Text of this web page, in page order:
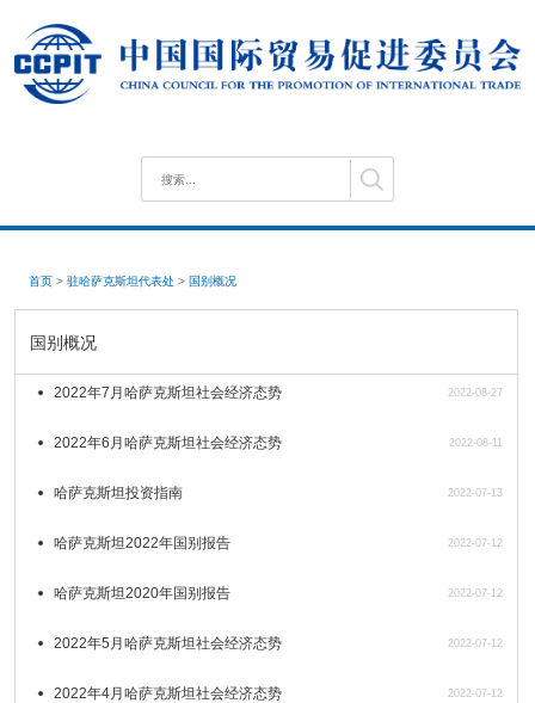
首页 > 驻哈萨克斯坦代表处 > 国别概况
国别概况
2022年7月哈萨克斯坦社会经济态势 2022-08-27
2022年6月哈萨克斯坦社会经济态势 2022-08-11
哈萨克斯坦投资指南 2022-07-13
哈萨克斯坦2022年国别报告 2022-07-12
哈萨克斯坦2020年国别报告 2022-07-12
2022年5月哈萨克斯坦社会经济态势 2022-07-12
2022年4月哈萨克斯坦社会经济态势 2022-07-12